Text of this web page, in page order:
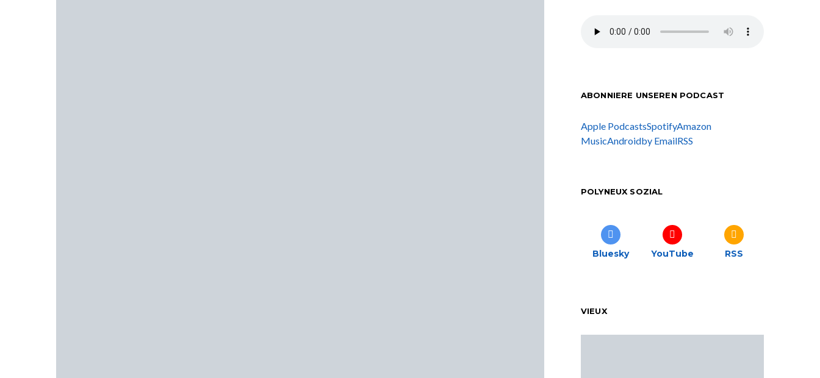
ABONNIERE UNSEREN PODCAST
Apple PodcastsSpotifyAmazon
MusicAndroidby EmailRSS
POLYNEUX SOZIAL
Bluesky YouTube RSS
VIEUX